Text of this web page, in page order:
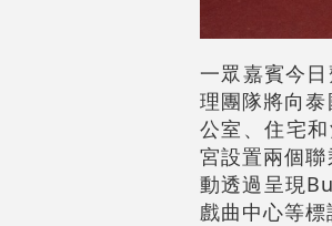
一眾嘉賓今
理團隊將向
公室、住宅
宮設置兩個
動透過呈現
戲曲中心等標